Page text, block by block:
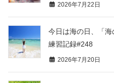
2026年7月22日
今日は海の日、「
練習記録#248
2026年7月20日